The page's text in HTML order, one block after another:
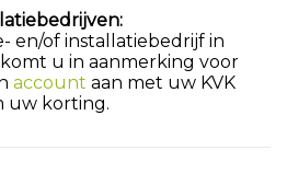
en/of installatiebedrijf in
u in aanmerking voor
account aan met uw KVK
uw korting.